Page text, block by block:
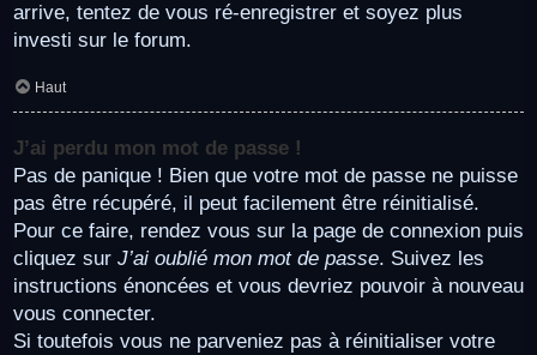
arrive, tentez de vous ré-enregistrer et soyez plus
investi sur le forum.
Haut
J’ai perdu mon mot de passe !
Pas de panique ! Bien que votre mot de passe ne puisse
pas être récupéré, il peut facilement être réinitialisé.
Pour ce faire, rendez vous sur la page de connexion puis
cliquez sur J’ai oublié mon mot de passe. Suivez les
instructions énoncées et vous devriez pouvoir à nouveau
vous connecter.
Si toutefois vous ne parveniez pas à réinitialiser votre